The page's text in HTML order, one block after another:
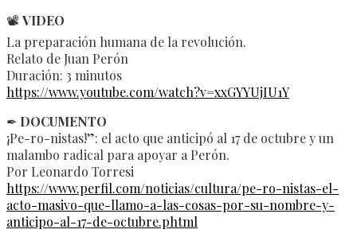
📽 VIDEO
La preparación humana de la revolución.
Relato de Juan Perón
Duración: 3 minutos
https://www.youtube.com/watch?v=xxGYYUjIU1Y
✒ DOCUMENTO
¡Pe-ro-nistas!”: el acto que anticipó al 17 de octubre y un
malambo radical para apoyar a Perón.
Por Leonardo Torresi
https://www.perfil.com/noticias/cultura/pe-ro-nistas-el-
acto-masivo-que-llamo-a-las-cosas-por-su-nombre-y-
anticipo-al-17-de-octubre.phtml